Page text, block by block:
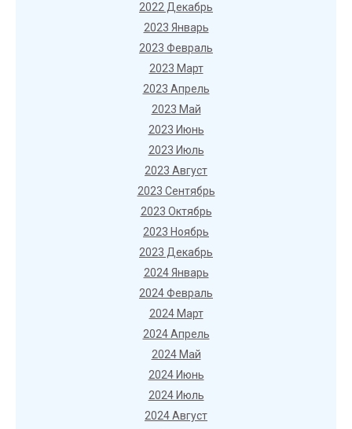
2022 Декабрь
2023 Январь
2023 Февраль
2023 Март
2023 Апрель
2023 Май
2023 Июнь
2023 Июль
2023 Август
2023 Сентябрь
2023 Октябрь
2023 Ноябрь
2023 Декабрь
2024 Январь
2024 Февраль
2024 Март
2024 Апрель
2024 Май
2024 Июнь
2024 Июль
2024 Август